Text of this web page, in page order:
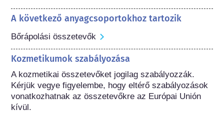
A következő anyagcsoportokhoz tartozik
Bőrápolási összetevők
Kozmetikumok szabályozása
A kozmetikai összetevőket jogilag szabályozzák.
Kérjük vegye figyelembe, hogy eltérő szabályozások
vonatkozhatnak az összetevőkre az Európai Unión
kívül.